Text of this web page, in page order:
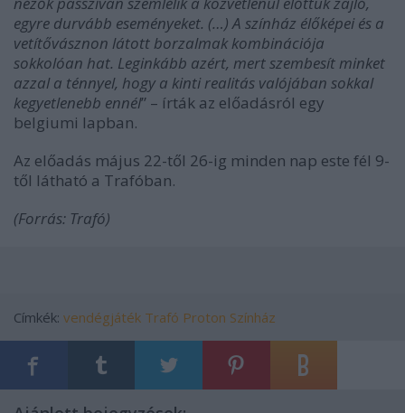
egyre durvább eseményeket. (…) A színház élőképei és a
vetítővásznon látott borzalmak kombinációja
sokkolóan hat. Leginkább azért, mert szembesít minket
azzal a ténnyel, hogy a kinti realitás valójában sokkal
kegyetlenebb ennél” – írták az előadásról egy
belgiumi lapban.
Az előadás május 22-től 26-ig minden nap este fél 9-
től látható a Trafóban.
(Forrás: Trafó)
Címkék: vendégjáték Trafó Proton Színház